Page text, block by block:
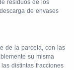
residuos de los
de envases
de la parcela, con las
su misma
distintas fracciones